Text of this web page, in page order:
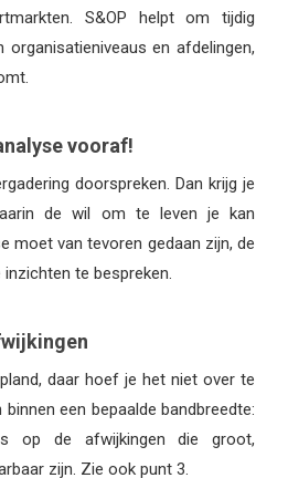
S&OP helpt om tijdig
en afdelingen,
vooraf!
doorspreken. Dan krijg je
de wil om te leven je kan
moet van tevoren gedaan zijn, de
te bespreken.
daar hoef je het niet over te
een bepaalde bandbreedte:
op de afwijkingen die groot,
zijn. Zie ook punt 3.